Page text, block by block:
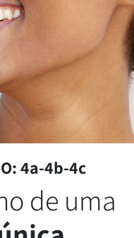
4a-4b-4c
de uma